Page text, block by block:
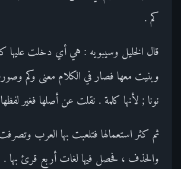
كم .
قال الخليل وسيبويه : هي أي دخلت عليها
وبنيت معها فصار في الكلام معنى وكم
نونا ; لأنها كلمة . نقلت عن أصلها فغير لفظها
ثم كثر استعمالها فتلعبت بها العرب وتصرفت
والحذف ، فحصل فيها لغات أربع قرئ بها .